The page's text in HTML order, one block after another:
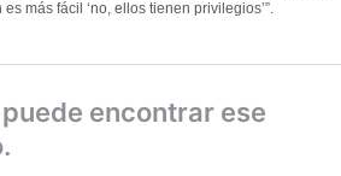
más fácil ‘no, ellos tienen privilegios’”.